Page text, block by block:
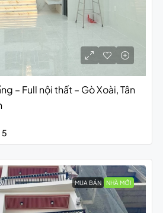
– Full nội thất – Gò Xoài, Tân
5
MUA BÁN NHÀ MỚI